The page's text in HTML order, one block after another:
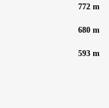
772 m
680 m
593 m